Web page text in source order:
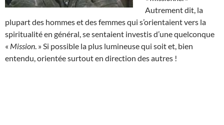
Autrement dit, la
plupart des hommes et des femmes qui s’orientaient vers la
spiritualité en général, se sentaient investis d’une quelconque
« Mission . » Si possible la plus lumineuse qui soit et, bien
entendu, orientée surtout en direction des autres !